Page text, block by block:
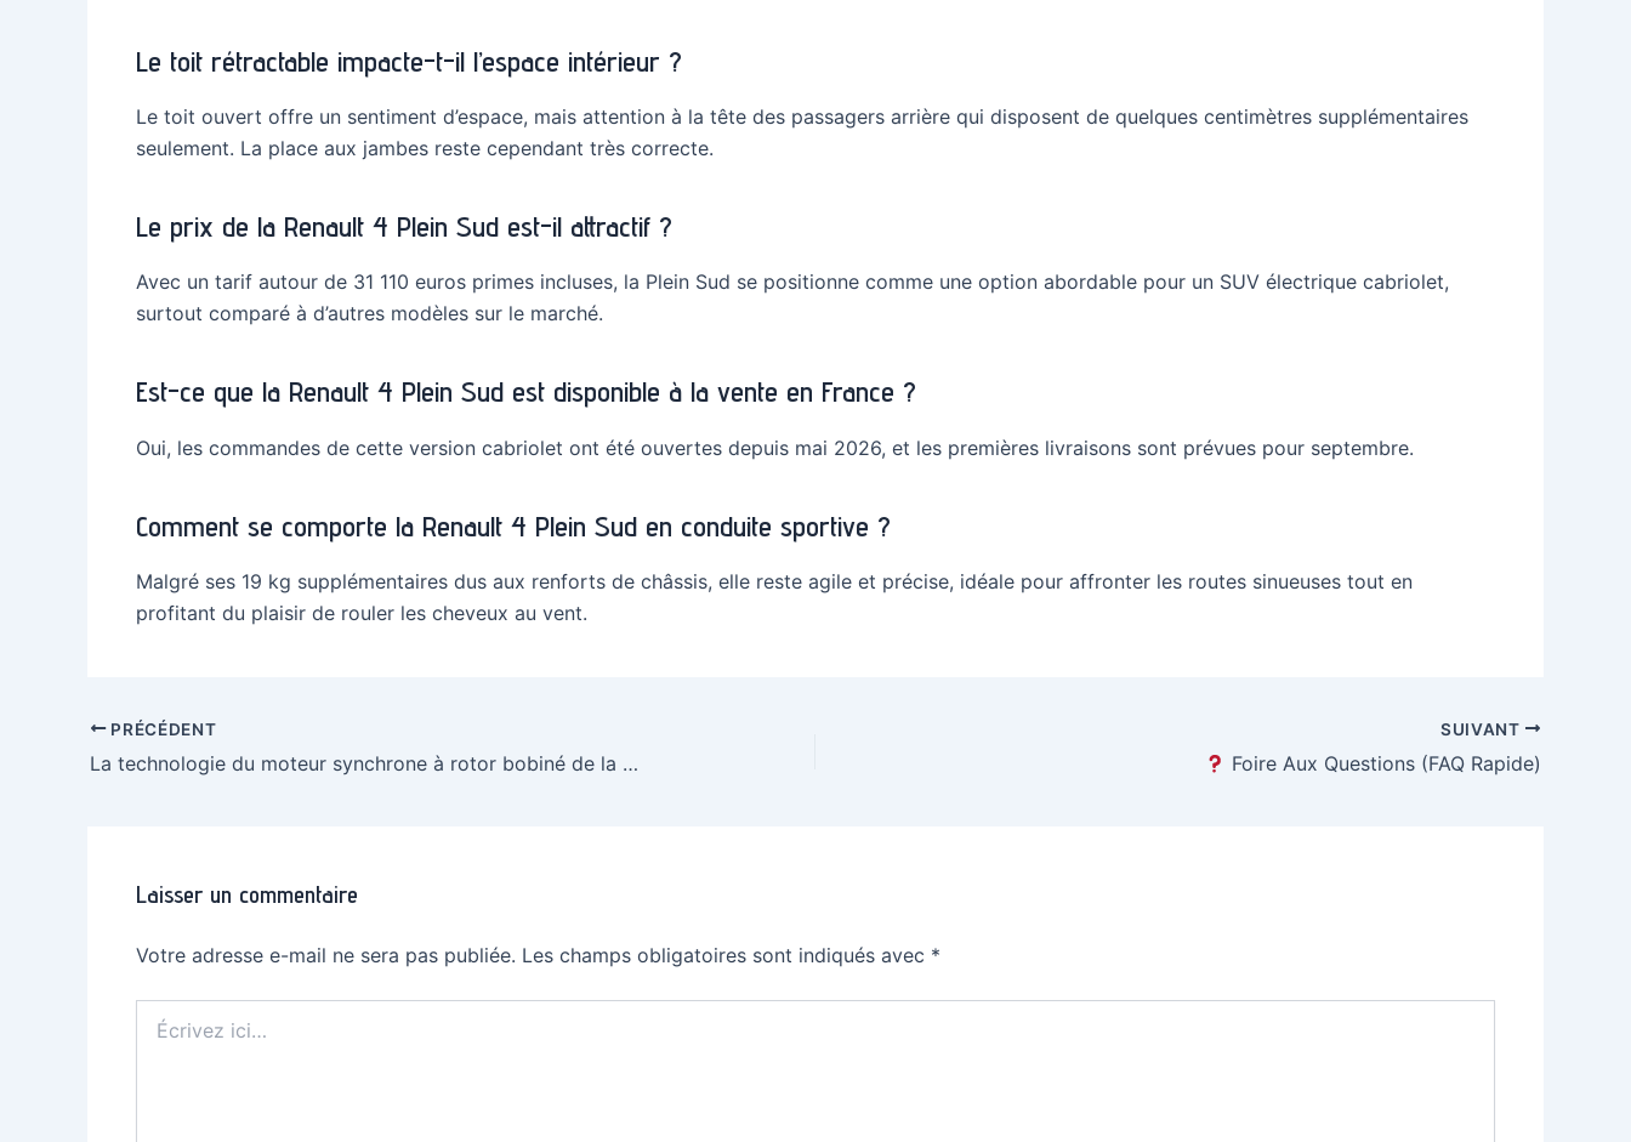
Le toit rétractable impacte-t-il l’espace intérieur ?
Le toit ouvert offre un sentiment d’espace, mais attention à la tête des passagers arrière qui disposent de quelques centimètres supplémentaires
seulement. La place aux jambes reste cependant très correcte.
Le prix de la Renault 4 Plein Sud est-il attractif ?
Avec un tarif autour de 31 110 euros primes incluses, la Plein Sud se positionne comme une option abordable pour un SUV électrique cabriolet,
surtout comparé à d’autres modèles sur le marché.
Est-ce que la Renault 4 Plein Sud est disponible à la vente en France ?
Oui, les commandes de cette version cabriolet ont été ouvertes depuis mai 2026, et les premières livraisons sont prévues pour septembre.
Comment se comporte la Renault 4 Plein Sud en conduite sportive ?
Malgré ses 19 kg supplémentaires dus aux renforts de châssis, elle reste agile et précise, idéale pour affronter les routes sinueuses tout en
profitant du plaisir de rouler les cheveux au vent.
Navigation
des
PRÉCÉDENT
La technologie du moteur synchrone à rotor bobiné de la Zoé.
SUIVANT
Foire Aux Questions (FAQ Rapide)
Laisser un commentaire
Votre adresse e-mail ne sera pas publiée. Les champs obligatoires sont indiqués avec *
ici…